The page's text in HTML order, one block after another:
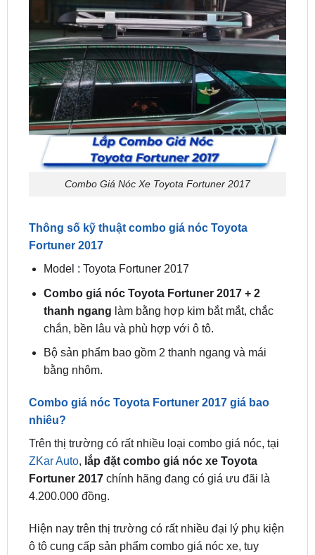
Combo Giá Nóc Xe Toyota Fortuner 2017
Thông số kỹ thuật combo giá nóc Toyota
Model : Toyota Fortuner 2017
thanh nganglàm bằng hợp kim bắt mắt, chắc
chắn, bền lâu và phù hợp với ô tô.
Bộ sản phẩm bao gồm 2 thanh ngang và mái
bằng nhôm.
Combo giá nóc Toyota Fortuner 2017 giá bao
Trên thị trường có rất nhiều loại combo giá nóc, tại
ZKar Auto
Fortuner 2017 chính hãng đang có giá ưu đãi là
4.200.000 đồng.
Hiện nay trên thị trường có rất nhiều đại lý phụ kiện
nhiên, chất lượng và chính sách bảo hành rất khác
nhau. Khi mua combo giá nóc, hãy đảm bảo chọn